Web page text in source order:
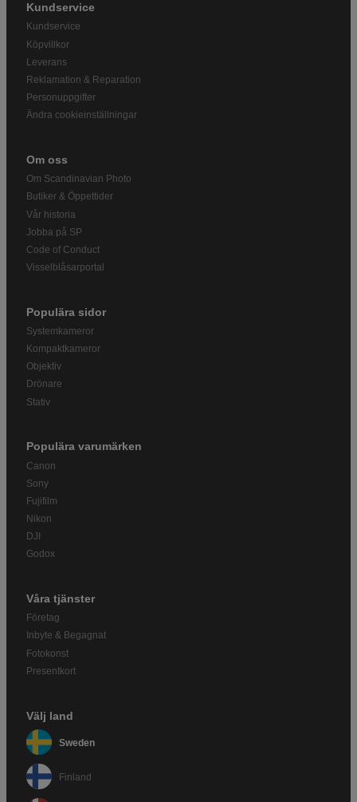
Kundservice
Kundservice
Köpvillkor
Leverans
Reklamation & Reparation
Personuppgifter
Ändra cookieinställningar
Om oss
Om Scandinavian Photo
Butiker & Öppettider
Vår historia
Jobba på SP
Code of Conduct
Visselblåsarportal
Populära sidor
Systemkameror
Kompaktkameror
Objektiv
Drönare
Stativ
Populära varumärken
Canon
Sony
Fujifilm
Nikon
DJI
Godox
Våra tjänster
Företag
Inbyte & Begagnat
Fotokonst
Presentkort
Välj land
Sweden
Finland